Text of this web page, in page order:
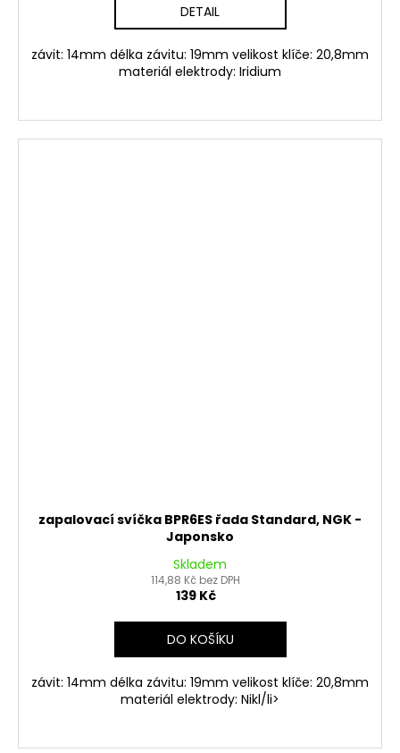
DETAIL
závit: 14mm délka závitu: 19mm velikost klíče: 20,8mm
materiál elektrody: Iridium
zapalovací svíčka BPR6ES řada Standard, NGK -
Japonsko
Skladem
114,88 Kč bez DPH
139 Kč
DO KOŠÍKU
závit: 14mm délka závitu: 19mm velikost klíče: 20,8mm
materiál elektrody: Nikl/li>